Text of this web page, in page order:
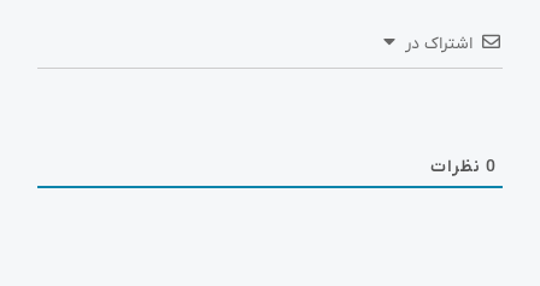
اشتراک در
0 نظرات